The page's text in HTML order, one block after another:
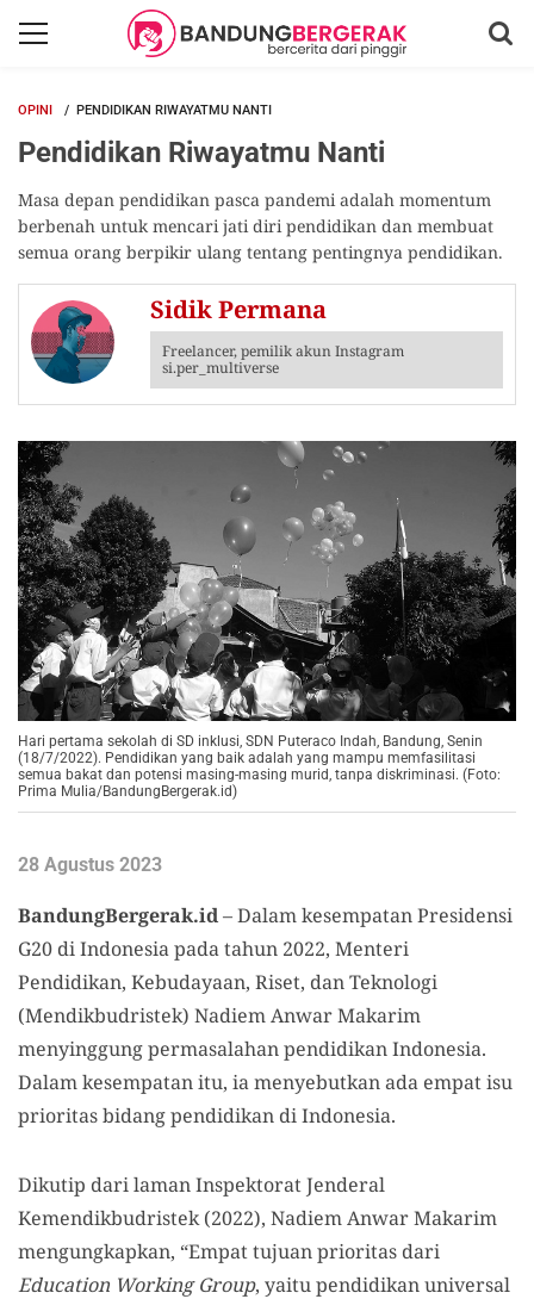
OPINI PENDIDIKAN RIWAYATMU NANTI
Pendidikan Riwayatmu Nanti
Masa depan pendidikan pasca pandemi adalah momentum
berbenah untuk mencari jati diri pendidikan dan membuat
semua orang berpikir ulang tentang pentingnya pendidikan.
Sidik Permana
Freelancer, pemilik akun Instagram
si.per_multiverse
Hari pertama sekolah di SD inklusi, SDN Puteraco Indah, Bandung, Senin
(18/7/2022). Pendidikan yang baik adalah yang mampu memfasilitasi
semua bakat dan potensi masing-masing murid, tanpa diskriminasi. (Foto:
Prima Mulia/BandungBergerak.id)
28 Agustus 2023
BandungBergerak.id– Dalam kesempatan Presidensi
G20 di Indonesia pada tahun 2022, Menteri
Pendidikan, Kebudayaan, Riset, dan Teknologi
(Mendikbudristek) Nadiem Anwar Makarim
menyinggung permasalahan pendidikan Indonesia.
Dalam kesempatan itu, ia menyebutkan ada empat isu
prioritas bidang pendidikan di Indonesia.
Dikutip dari laman Inspektorat Jenderal
Kemendikbudristek (2022), Nadiem Anwar Makarim
mengungkapkan, “Empat tujuan prioritas dari
Education Working Group, yaitu pendidikan universal